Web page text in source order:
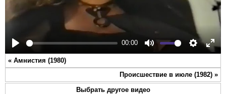
Play
00:00
Mute Settings
« Амнистия (1980)
Происшествие в июле (1982) »
Выбрать другое видео